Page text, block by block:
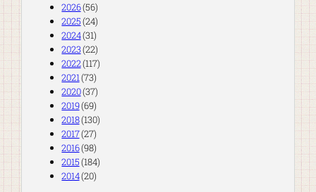
2026(56)
2025(24)
2024(31)
2023(22)
2022(117)
2021(73)
2020(37)
2019(69)
2018(130)
2017(27)
2016(98)
2015(184)
2014(20)